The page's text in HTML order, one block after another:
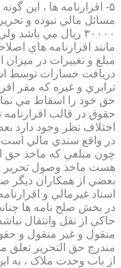
۵- اقرارنامه ها ، اين
مسائل مالي نبوده و
۳۰۰۰۰ ريال مي
مانند اقرارنامه هاي
مبلغ و تغييرات در
دريافت خسارات توسط
ترابري و غيره كه مقر
حق خود را اسقاط مي
حقوق در قالب
اختلاف نظر وجود دارد
در واقع سندي مالي است
چون مبلغي كه ماخذ حق
هست ماخذ وصول تحرير
بعضي از همكاران ديگر
اسناد غيرمالي و
در بخش صلح نامه ها
حاكي از نقل وانتقال
منقول و غير منقول و
مندرج حق التحرير تعلق
از باب وحدت ملاک ، به